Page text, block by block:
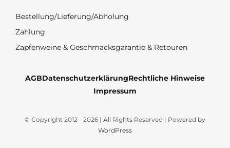
Bestellung/Lieferung/Abholung
Zahlung
Zapfenweine & Geschmacksgarantie & Retouren
AGBDatenschutzerklärungRechtliche Hinweise
Impressum
© Copyright 2012 - 2026 | All Rights Reserved | Powered by
WordPress